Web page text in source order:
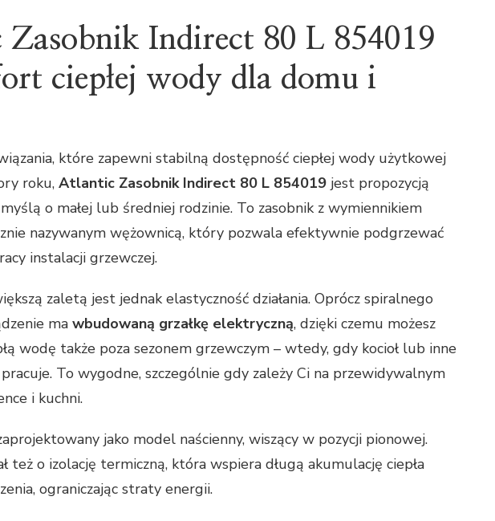
Indirect 80 L 854019
ciepłej wody dla domu i
które zapewni stabilną dostępność ciepłej wody użytkowej
roku, Atlantic Zasobnik Indirect 80 L 854019 jest propozycją
o małej lub średniej rodzinie. To zasobnik z wymiennikiem
nazywanym wężownicą, który pozwala efektywnie podgrzewać
instalacji grzewczej.
zaletą jest jednak elastyczność działania. Oprócz spiralnego
ma wbudowaną grzałkę elektryczną, dzięki czemu możesz
wodę także poza sezonem grzewczym – wtedy, gdy kocioł lub inne
pracuje. To wygodne, szczególnie gdy zależy Ci na przewidywalnym
i kuchni.
jako model naścienny, wiszący w pozycji pionowej.
też o izolację termiczną, która wspiera długą akumulację ciepła
ograniczając straty energii.